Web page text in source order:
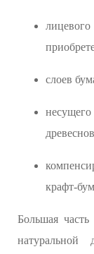
слоев
крафт-
Большая